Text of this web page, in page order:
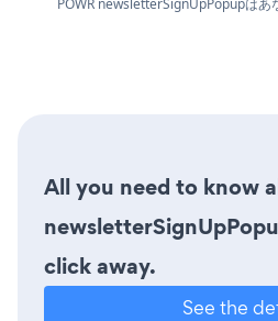
All you need to know
click away.
See the